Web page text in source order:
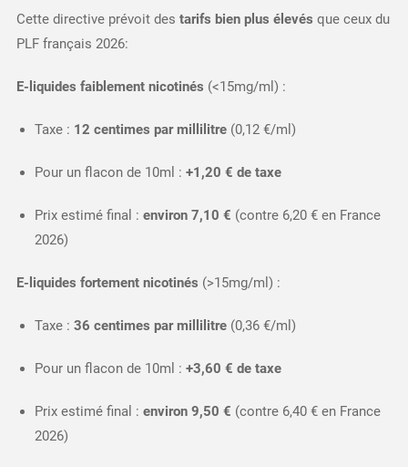
Cette directive prévoit des tarifs bien plus élevés que ceux du
PLF français 2026:​
E-liquides faiblement nicotinés (<15mg/ml) :
Taxe : 12 centimes par millilitre(0,12 €/ml)
Pour un flacon de 10ml : +1,20 € de taxe
Prix estimé final : environ 7,10 € (contre 6,20 € en France
2026)​
E-liquides fortement nicotinés (>15mg/ml) :
Taxe : 36 centimes par millilitre(0,36 €/ml)
Pour un flacon de 10ml : +3,60 € de taxe
Prix estimé final : environ 9,50 € (contre 6,40 € en France
2026)​